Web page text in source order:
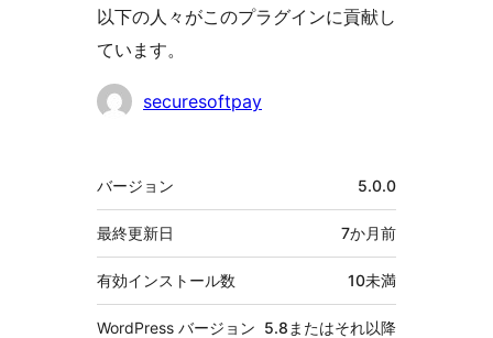
以下の人々がこのプラグインに貢献し
ています。
貢
securesoftpay
メ
タ
バージョン 5.0.0
最終更新日 7か月前
有効インストール数 10未満
WordPress バージョン 5.8またはそれ以降